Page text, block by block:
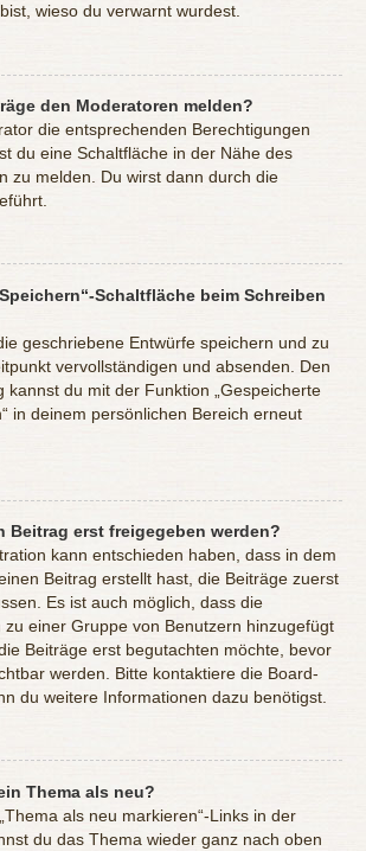
wieso du verwarnt wurdest.
den Moderatoren melden?
die entsprechenden Berechtigungen
du eine Schaltfläche in der Nähe des
zu melden. Du wirst dann durch die
Schaltfläche beim Schreiben
geschriebene Entwürfe speichern und zu
vervollständigen und absenden. Den
kannst du mit der Funktion „Gespeicherte
in deinem persönlichen Bereich erneut
Beitrag erst freigegeben werden?
kann entschieden haben, dass in dem
Beitrag erstellt hast, die Beiträge zuerst
Es ist auch möglich, dass die
zu einer Gruppe von Benutzern hinzugefügt
Beiträge erst begutachten möchte, bevor
werden. Bitte kontaktiere die Board-
du weitere Informationen dazu benötigst.
Thema als neu?
als neu markieren“-Links in der
du das Thema wieder ganz nach oben